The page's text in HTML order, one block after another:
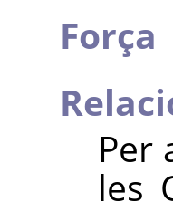
Força
Per
les